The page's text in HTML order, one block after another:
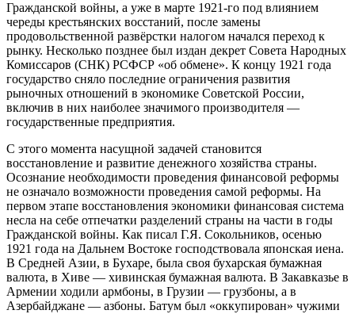
Гражданской войны, а уже в мар­те 1921-го под влиянием
череды крестьянских восстаний, после замены
продовольственной развёрстки налогом начался переход к
рынку. Несколько позднее был издан декрет Совета Народных
Комиссаров (СНК) РСФСР «об обмене». К концу 1921 года
государство сняло последние ограничения развития
рыночных отношений в экономике Советской России,
включив в них наиболее значимого производителя —
государственные предприятия.
С этого момента насущной задачей становится
восстановление и развитие денежного хозяйства страны.
Осознание необходимости проведения финансовой реформы
не означало возможности проведения самой реформы. На
первом этапе восстановления экономики финансовая система
несла на себе отпечатки разделений страны на части в годы
Гражданской войны. Как писал Г.Я. Сокольников, осенью
1921 года на Дальнем Востоке господствовала японская иена.
В Средней Азии, в Бухаре, была своя бухарская бумажная
валюта, в Хиве — хивинская бумажная валюта. В Закавказье в
Армении ходили армбоны, в Грузии — грузбоны, а в
Азербайджане — азбоны. Батум был «оккупирован» чужими